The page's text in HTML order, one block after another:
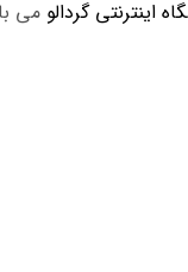
اینترنتی گردالو می